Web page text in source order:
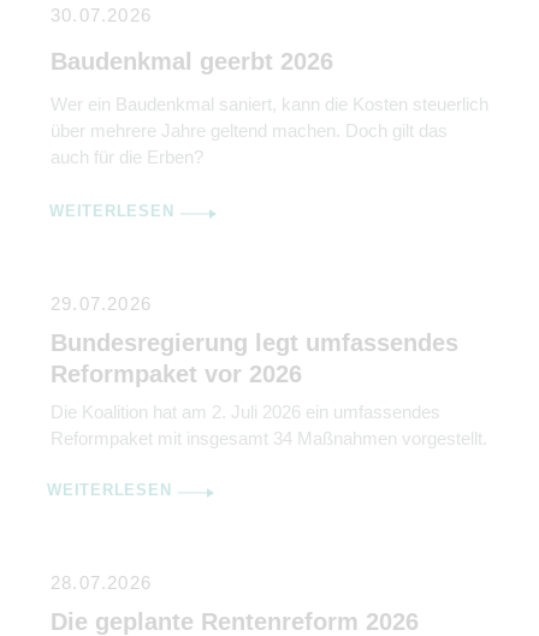
30.07.2026
Baudenkmal geerbt 2026
Wer ein Baudenkmal saniert, kann die Kosten steuerlich
über mehrere Jahre geltend machen. Doch gilt das
auch für die Erben?
WEITERLESEN
29.07.2026
Bundesregierung legt umfassendes
Reformpaket vor 2026
Die Koalition hat am 2. Juli 2026 ein umfassendes
Reformpaket mit insgesamt 34 Maßnahmen vorgestellt.
WEITERLESEN
28.07.2026
Die geplante Rentenreform 2026